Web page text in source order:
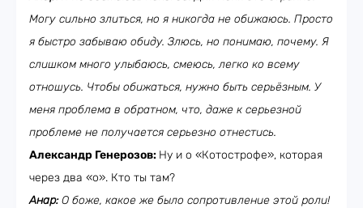
Могу сильно злиться, но я никогда не обижаюсь. Просто
я быстро забываю обиду. Злюсь, но понимаю, почему. Я
слишком много улыбаюсь, смеюсь, легко ко всему
отношусь. Чтобы обижаться, нужно быть серьёзным. У
меня проблема в обратном, что, даже к серьезной
проблеме не получается серьезно отнестись.
Александр Генерозов: Ну и о «Котострофе», которая
через два «о». Кто ты там?
Анар:О боже, какое же было сопротивление этой роли!